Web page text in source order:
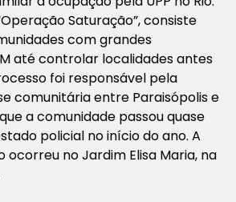
Saturação”, consiste
com grandes
até controlar localidades antes
foi responsável pela
comunitária entre Paraisópolis e
a comunidade passou quase
policial no início do ano. A
ocorreu no Jardim Elisa Maria, na